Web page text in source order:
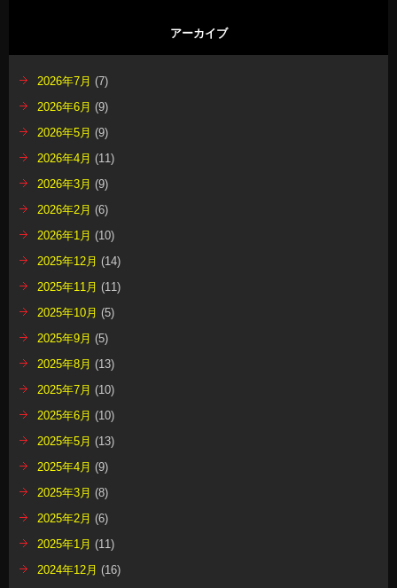
アーカイブ
2026年7月 (7)
2026年6月 (9)
2026年5月 (9)
2026年4月 (11)
2026年3月 (9)
2026年2月 (6)
2026年1月 (10)
2025年12月 (14)
2025年11月 (11)
2025年10月 (5)
2025年9月 (5)
2025年8月 (13)
2025年7月 (10)
2025年6月 (10)
2025年5月 (13)
2025年4月 (9)
2025年3月 (8)
2025年2月 (6)
2025年1月 (11)
2024年12月 (16)